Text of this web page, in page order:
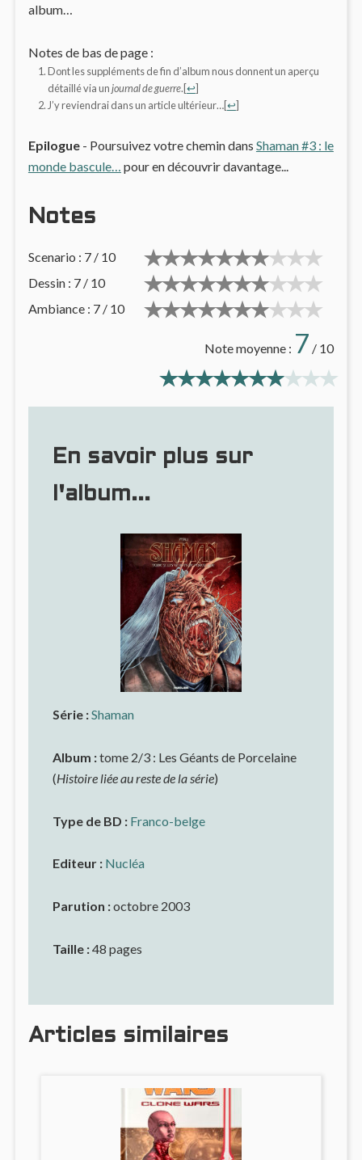
album…
Notes de bas de page :
Dont les suppléments de fin d’album nous donnent un aperçu
détaillé via unjournal de guerre.[↩]
J’y reviendrai dans un article ultérieur…[↩]
Epilogue- Poursuivez votre chemin dans Shaman #3 : le
monde bascule… pour en découvrir davantage...
Notes
Scenario : 7 / 10
Dessin : 7 / 10
Ambiance : 7 / 10
Note moyenne : 7 / 10
En savoir plus sur
l'album...
Série :Shaman
Album :tome 2/3 : Les Géants de Porcelaine
(Histoire liée au reste de la série)
Type de BD : Franco-belge
Editeur : Nucléa
Parution :octobre 2003
Taille :48 pages
Articles similaires